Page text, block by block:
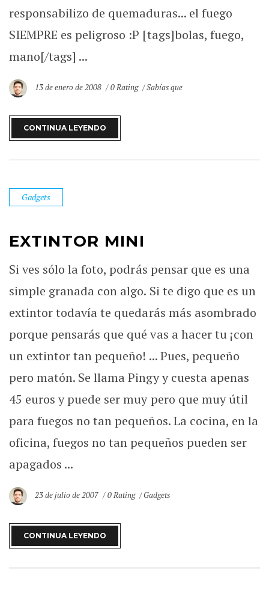
responsabilizo de quemaduras... el fuego
SIEMPRE es peligroso :P [tags]bolas, fuego,
mano[/tags] ...
13 de enero de 2008 0 Rating Sabías que
CONTINUA LEYENDO
Gadgets
EXTINTOR MINI
Si ves sólo la foto, podrás pensar que es una
simple granada con algo. Si te digo que es un
extintor todavía te quedarás más asombrado
porque pensarás que qué vas a hacer tu ¡con
un extintor tan pequeño! ... Pues, pequeño
pero matón. Se llama Pingy y cuesta apenas
45 euros y puede ser muy pero que muy útil
para fuegos no tan pequeños. La cocina, en la
oficina, fuegos no tan pequeños pueden ser
apagados ...
23 de julio de 2007 0 Rating Gadgets
CONTINUA LEYENDO